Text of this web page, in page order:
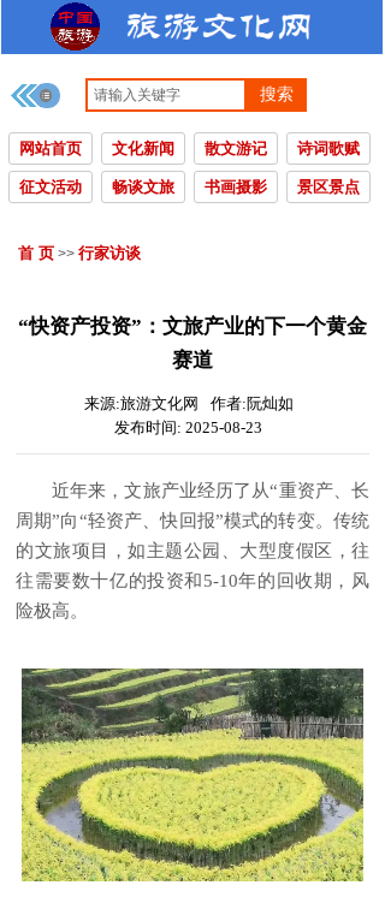
搜索
网站首页 文化新闻 散文游记 诗词歌赋
征文活动 畅谈文旅 书画摄影 景区景点
首 页 >> 行家访谈
“快资产投资”：文旅产业的下一个黄金
赛道
来源:旅游文化网 作者:阮灿如
发布时间: 2025-08-23
近年来，文旅产业经历了从“重资产、长
周期”向“轻资产、快回报”模式的转变。传统
的文旅项目，如主题公园、大型度假区，往
往需要数十亿的投资和5-10年的回收期，风
险极高。